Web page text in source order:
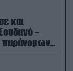
και
–
παράνομων